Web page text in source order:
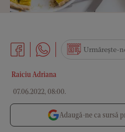
Raiciu Adriana
07.06.2022, 08:00.
Urmărește-
Adaugă-ne ca sursă